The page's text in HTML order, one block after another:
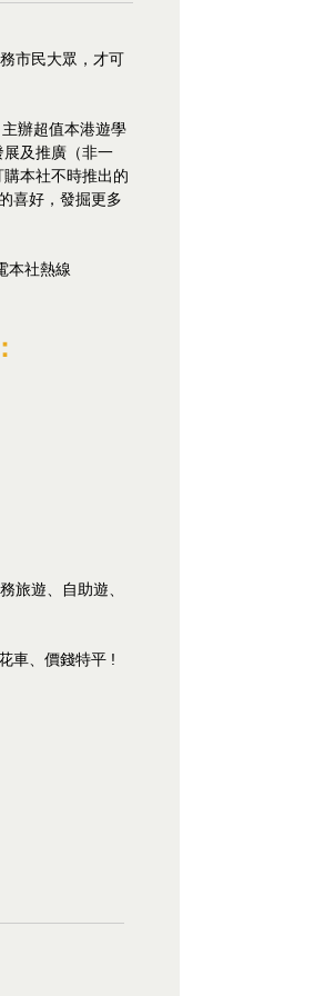
市民大眾，才可
辦超值本港遊學
及推廣（非一
本社不時推出的
喜好，發掘更多
本社熱線
旅遊、自助遊、
車、價錢特平 !